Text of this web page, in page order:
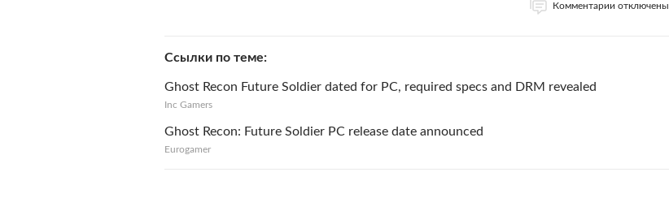
Комментарии отключены
Ссылки по теме
Ghost Recon Future Soldier dated for PC, required specs and DRM revealed
Inc Gamers
Ghost Recon: Future Soldier PC release date announced
Eurogamer